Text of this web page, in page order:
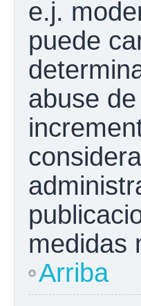
e.j.
puede
abuse
medidas
Arriba